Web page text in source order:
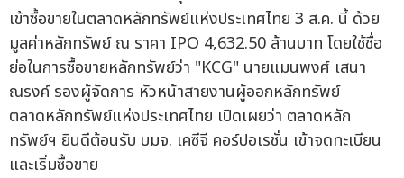
เข้าซื้อขายในตลาดหลักทรัพย์แห่งประเทศไทย 3 ส.ค. นี้ ด้วย
มูลค่าหลักทรัพย์ ณ ราคา IPO 4,632.50 ล้านบาท โดยใช้ชื่อ
ย่อในการซื้อขายหลักทรัพย์ว่า "KCG" นายแมนพงศ์ เสนา
ณรงค์ รองผู้จัดการ หัวหน้าสายงานผู้ออกหลักทรัพย์
ตลาดหลักทรัพย์แห่งประเทศไทย เปิดเผยว่า ตลาดหลัก
ทรัพย์ฯ ยินดีต้อนรับ บมจ. เคซีจี คอร์ปอเรชั่น เข้าจดทะเบียน
และเริ่มซื้อขาย